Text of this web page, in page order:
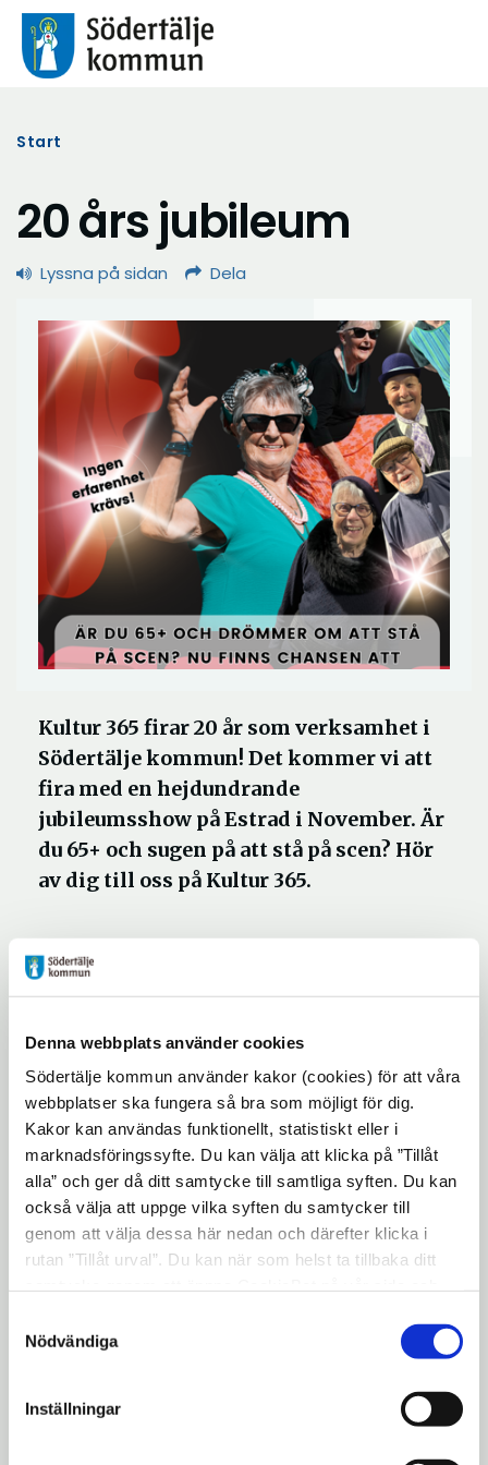
Denna webbplats använder cookies
Södertälje kommun använder kakor (cookies) för att våra
webbplatser ska fungera så bra som möjligt för dig.
Kakor kan användas funktionellt, statistiskt eller i
marknadsföringssyfte. Du kan välja att klicka på ”Tillåt
alla” och ger då ditt samtycke till samtliga syften. Du kan
också välja att uppge vilka syften du samtycker till
genom att välja dessa här nedan och därefter klicka i
rutan ”Tillåt urval”. Du kan när som helst ta tillbaka ditt
"Visa detaljer" kan du läsa om hur kakorna används och
hur vi och våra leverantörer inhämtar och behandlar
Nödvändiga
Inställningar
Start
20 års jubileum
Lyssna på sidan Dela
Kultur 365 firar 20 år som verksamhet i
Södertälje kommun! Det kommer vi att
fira med en hejdundrande
jubileumsshow på Estrad i November. Är
du 65+ och sugen på att stå på scen? Hör
av dig till oss på Kultur 365.
Vi kommer att fira med en storslagen
scenproduktion på Estrad i november. Det
uppträdanden. Välkomna att uppleva
liveband, gästartister, tillbakablickar och
överraskningar.
Är du 65+ och vill bredda showen med att
framföra en dikt, sjunga en sång, mima,
skapa en text, dansa, spela instrument eller
något helt annat? Då är du varmt
välkommen att höra av dig till oss på Kultur
365.
Skicka ett mejl med en kort presentation av
K365@sodertalje.se